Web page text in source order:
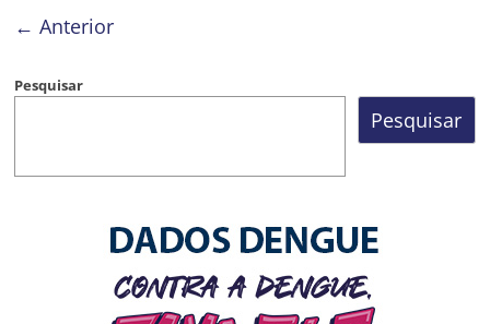
← Anterior
Pesquisar
Pesquisar